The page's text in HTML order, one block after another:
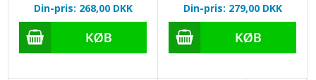
Din-pris: 268,00 DKK Din-pris: 279,00 DKK